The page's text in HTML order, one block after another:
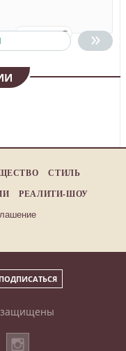
»
ПОДРОБНЕЕ
СТИЛЬ
РЕАЛИТИ-ШОУ
защищены